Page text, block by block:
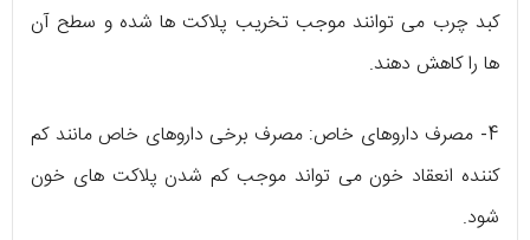
کبد چرب می توانند موجب تخریب پلاکت ها شده و سطح آن
ها را کاهش دهند.
4- مصرف داروهای خاص: مصرف برخی داروهای خاص مانند کم
کننده انعقاد خون می تواند موجب کم شدن پلاکت های خون
شود.